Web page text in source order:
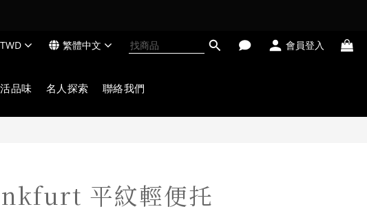
TWD 繁體中文 會員登入
品味 名人探索 聯絡我們
平紋輕便托